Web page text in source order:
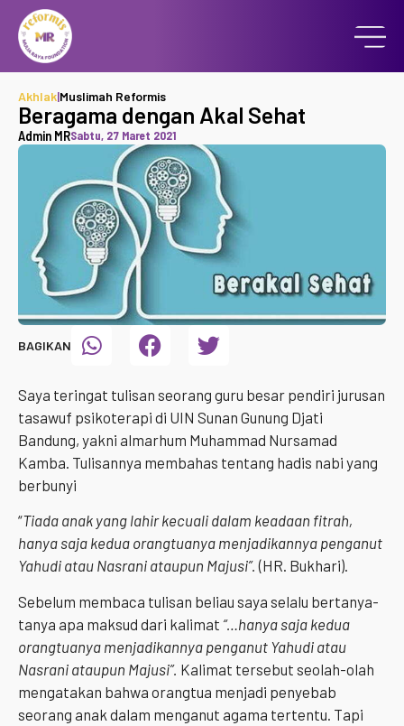
Akhlak|Muslimah Reformis
Beragama dengan Akal Sehat
Admin MRSabtu, 27 Maret 2021
BAGIKAN
Saya teringat tulisan seorang guru besar pendiri jurusan
tasawuf psikoterapi di UIN Sunan Gunung Djati
Bandung, yakni almarhum Muhammad Nursamad
Kamba. Tulisannya membahas tentang hadis nabi yang
berbunyi
“Tiada anak yang lahir kecuali dalam keadaan fitrah,
hanya saja kedua orangtuanya menjadikannya penganut
Yahudi atau Nasrani ataupun Majusi”.(HR. Bukhari).
Sebelum membaca tulisan beliau saya selalu bertanya-
tanya apa maksud dari kalimat “…hanya saja kedua
orangtuanya menjadikannya penganut Yahudi atau
Nasrani ataupun Majusi”. Kalimat tersebut seolah-olah
mengatakan bahwa orangtua menjadi penyebab
seorang anak dalam menganut agama tertentu. Tapi